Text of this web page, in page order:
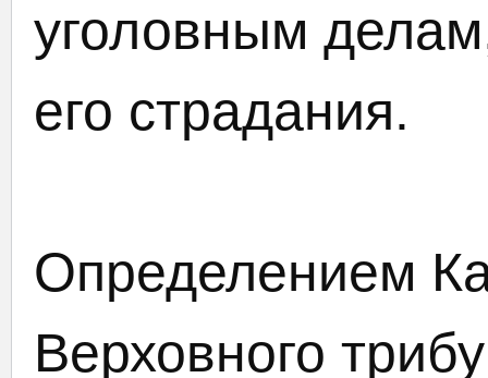
уголовным
его страдания.
Определением
Верховного